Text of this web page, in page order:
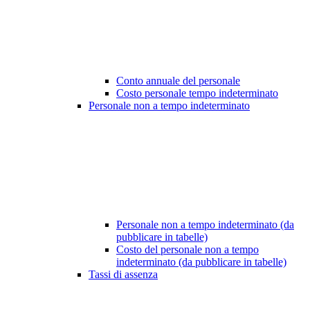
Conto annuale del personale
Costo personale tempo indeterminato
Personale non a tempo indeterminato
Personale non a tempo indeterminato (da
pubblicare in tabelle)
Costo del personale non a tempo
indeterminato (da pubblicare in tabelle)
Tassi di assenza